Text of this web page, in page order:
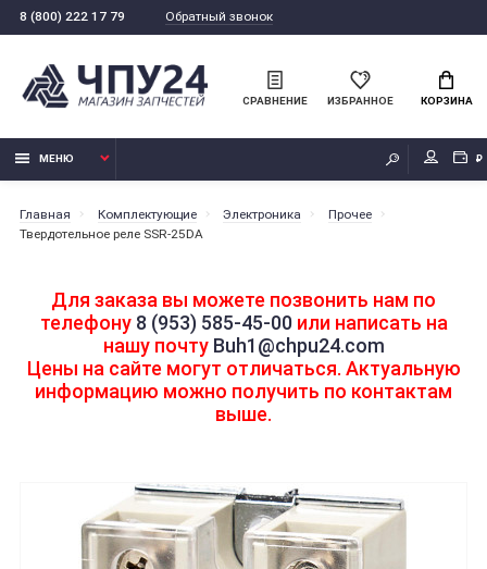
8 (800) 222 17 79 Обратный звонок
СРАВНЕНИЕ ИЗБРАННОЕ КОРЗИНА
МЕНЮ ₽
Главная Комплектующие Электроника
Прочее
Твердотельное реле SSR-25DA
Для заказа вы можете позвонить нам по
телефону 8 (953) 585-45-00или написать на
нашу почту Buh1@chpu24.com
Цены на сайте могут отличаться. Актуальную
информацию можно получить по контактам
выше.